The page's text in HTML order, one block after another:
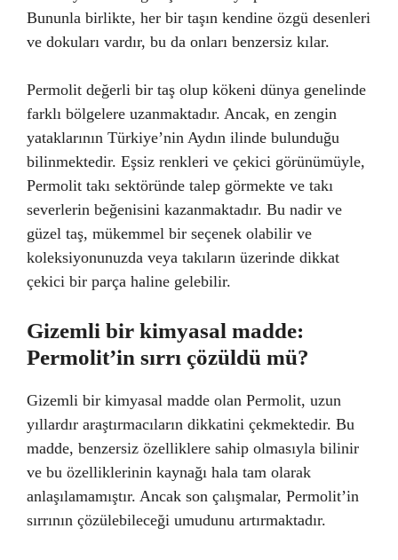
Bununla birlikte, her bir taşın kendine özgü desenleri
ve dokuları vardır, bu da onları benzersiz kılar.
Permolit değerli bir taş olup kökeni dünya genelinde
farklı bölgelere uzanmaktadır. Ancak, en zengin
yataklarının Türkiye’nin Aydın ilinde bulunduğu
bilinmektedir. Eşsiz renkleri ve çekici görünümüyle,
Permolit takı sektöründe talep görmekte ve takı
severlerin beğenisini kazanmaktadır. Bu nadir ve
güzel taş, mükemmel bir seçenek olabilir ve
koleksiyonunuzda veya takıların üzerinde dikkat
çekici bir parça haline gelebilir.
Gizemli bir kimyasal madde:
Permolit’in sırrı çözüldü mü?
Gizemli bir kimyasal madde olan Permolit, uzun
yıllardır araştırmacıların dikkatini çekmektedir. Bu
madde, benzersiz özelliklere sahip olmasıyla bilinir
ve bu özelliklerinin kaynağı hala tam olarak
anlaşılamamıştır. Ancak son çalışmalar, Permolit’in
sırrının çözülebileceği umudunu artırmaktadır.